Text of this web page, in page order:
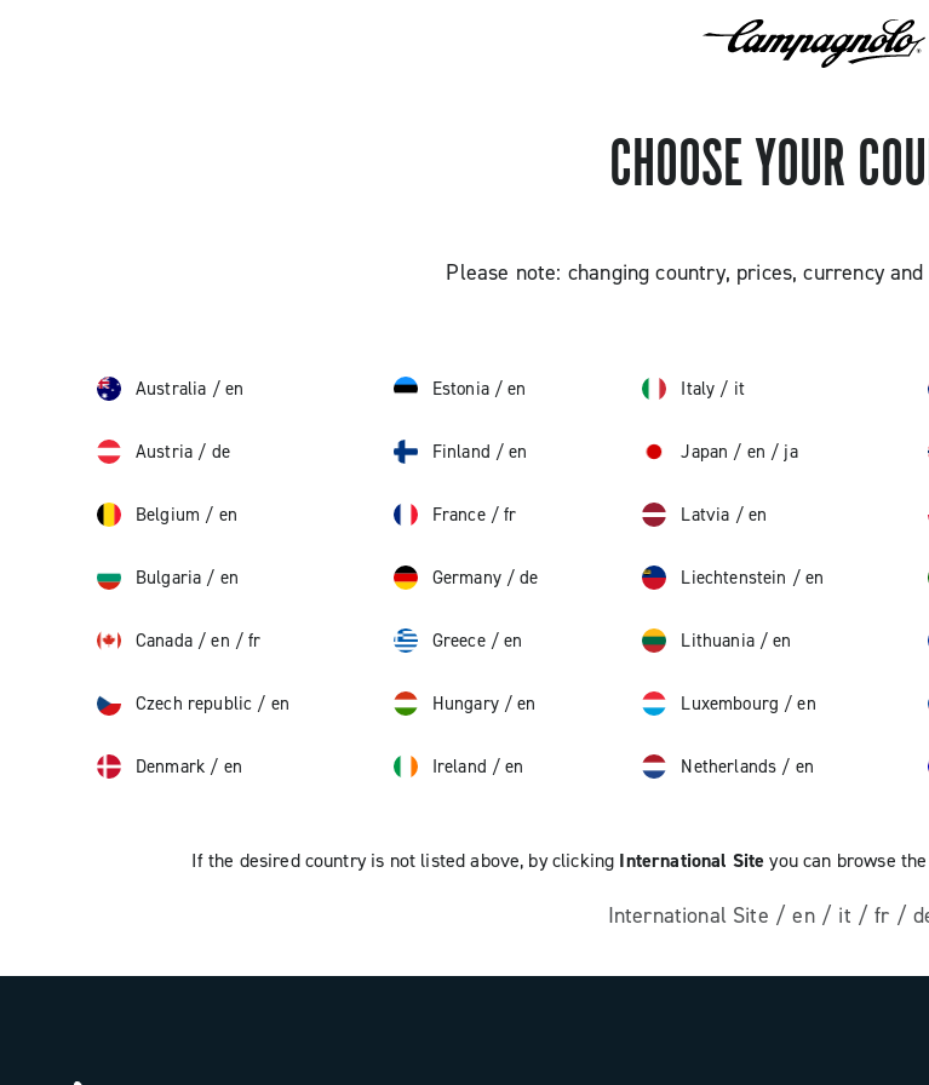
CHOOSE YOUR
Please note: changing country, prices, currency
Australia / en
Austria / de
Belgium / en
Bulgaria / en
Canada/en /fr
Czech republic / en
Denmark / en
Estonia/en
Finland /en
France/fr
Germany/de
Greece/en
Hungary/en
Ireland /en
Italy / it
Japan / en / ja
Latvia / en
Liechtenstein / en
Lithuania/en
Luxembourg /en
Netherlands / en
If the desired country is not listed above, by clicking International Site you can browse
International Site /en / it /fr /